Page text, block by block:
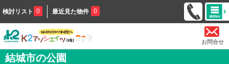
検討リスト 0 最近見た物件 0
お問合せ
結城市の公園